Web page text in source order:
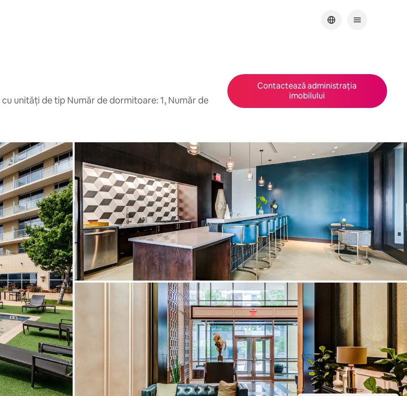
unități de tip Număr de dormitoare: 1, Număr de
Contactează administrația
imobilului